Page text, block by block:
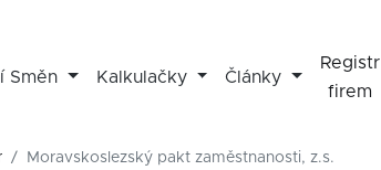
Směn Kalkulačky Články
Registr
firem
Moravskoslezský pakt zaměstnanosti, z.s.